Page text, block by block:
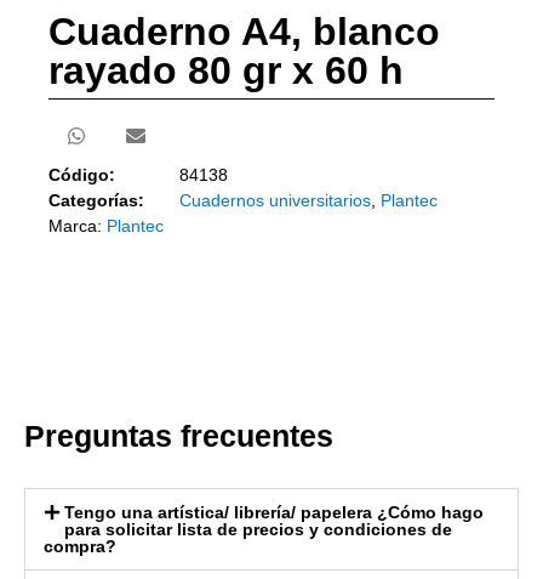
Cuaderno A4, blanco
rayado 80 gr x 60 h
Código:
84138
Categorías:
Cuadernos universitarios Plantec
Marca: Plantec
Preguntas frecuentes
Tengo una artística/ librería/ papelera ¿Cómo hago
para solicitar lista de precios y condiciones de
compra?